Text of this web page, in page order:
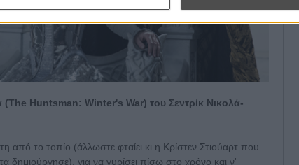
Huntsman: Winter's War) του Σεντρίκ Νικολά-
από το τοπίο (άλλωστε φταίει κι η Κρίστεν Στιούαρτ που
δημιούργησε), για να γυρίσει πίσω στο χρόνο και ν'